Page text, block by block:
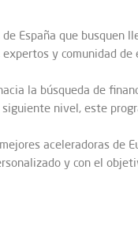
España que busquen
y comunidad de
la búsqueda de
nivel, este
aceleradoras de
y con el